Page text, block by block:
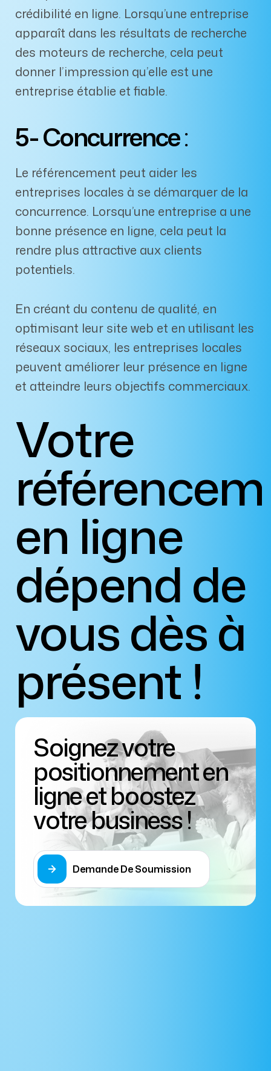
crédibilité en ligne. Lorsqu’une entreprise
apparaît dans les résultats de recherche
des moteurs de recherche, cela peut
donner l’impression qu’elle est une
entreprise établie et fiable.
5- Concurrence:
Le référencement peut aider les
entreprises locales à se démarquer de la
concurrence. Lorsqu’une entreprise a une
bonne présence en ligne, cela peut la
rendre plus attractive aux clients
potentiels.
En créant du contenu de qualité, en
optimisant leur site web et en utilisant les
réseaux sociaux, les entreprises locales
peuvent améliorer leur présence en ligne
et atteindre leurs objectifs commerciaux.
Votre
en ligne
dépend de
vous dès à
présent !
Soignez votre
positionnement en
ligne et boostez
votre business !
Demande De Soumission
DEMANDE DE
SOUMISSION